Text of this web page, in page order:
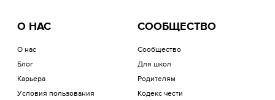
О НАС
О нас
Блог
Карьера
Условия пользования
СООБЩЕСТВО
Сообщество
Для школ
Родителям
Кодекс чести